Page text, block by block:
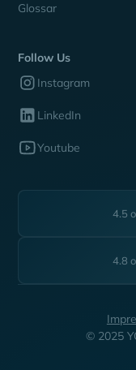
Glossar
Follow Us
Instagram
LinkedIn
Youtube
4.5
4.8
© 2025